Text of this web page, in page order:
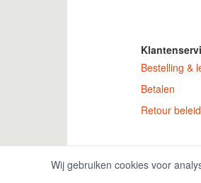
Bestelling &
Betalen
Retour beleid
Wij gebruiken cookies voor